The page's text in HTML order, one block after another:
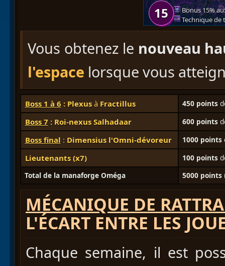
15
Bonus 15%
Technique
Vous obtenez le nouveau
l'espace lorsque vous
Boss 1 à 6 : Plexusà Fractillus 450 points
Boss 7 : Roi-nexus Salhadaar 600 points
Boss final : Dimensius l'Omni-dévoreur 1000 points
Lieutenants (x7) 100 points
Total de la manaforge Oméga
5000
MÉCANIQUE DE
L'ÉCART ENTRE LES
Chaque semaine, il est